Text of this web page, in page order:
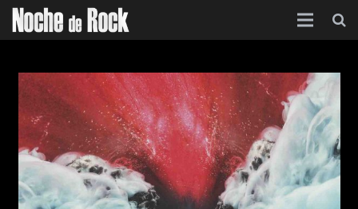
Categorías
Agenda
Foro
Contacto